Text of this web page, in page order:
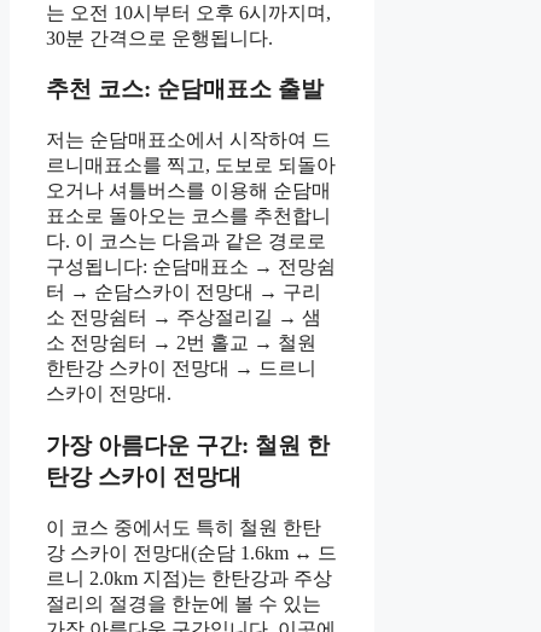
는 오전 10시부터 오후 6시까지며,
30분 간격으로 운행됩니다.
추천 코스: 순담매표소 출발
저는 순담매표소에서 시작하여 드
르니매표소를 찍고, 도보로 되돌아
오거나 셔틀버스를 이용해 순담매
표소로 돌아오는 코스를 추천합니
다. 이 코스는 다음과 같은 경로로
구성됩니다: 순담매표소 → 전망쉼
터 → 순담스카이 전망대 → 구리
소 전망쉼터 → 주상절리길 → 샘
소 전망쉼터 → 2번 홀교 → 철원
한탄강 스카이 전망대 → 드르니
스카이 전망대.
가장 아름다운 구간: 철원 한
탄강 스카이 전망대
이 코스 중에서도 특히 철원 한탄
강 스카이 전망대(순담 1.6km ↔ 드
르니 2.0km 지점)는 한탄강과 주상
절리의 절경을 한눈에 볼 수 있는